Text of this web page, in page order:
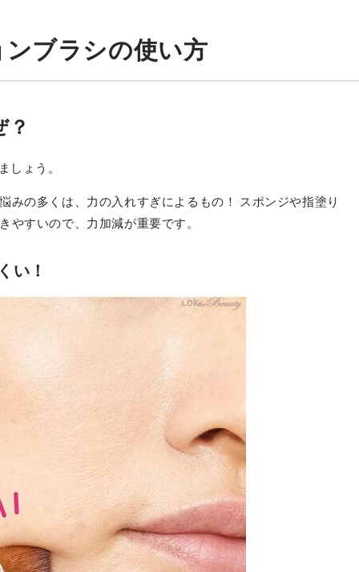
ブラシの使い方
？
しょう。
みの多くは、力の入れすぎによるもの！ スポンジや指塗り
やすいので、力加減が重要です。
い！